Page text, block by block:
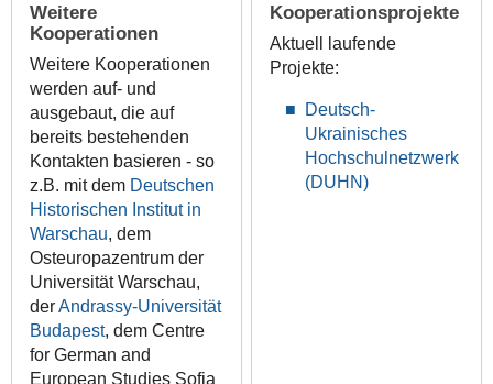
Weitere
Kooperationen
Weitere Kooperationen
werden auf- und
ausgebaut, die auf
bereits bestehenden
Kontakten basieren - so
z.B. mit demDeutschen
Historischen Institut in
Warschau, dem
Osteuropazentrum der
Universität Warschau,
derAndrassy-Universität
Budapest, dem Centre
for German and
European Studies Sofia
Kooperationsprojekte
Aktuell laufende
Projekte:
Deutsch-
Ukrainisches
Hochschulnetzwerk
(DUHN)